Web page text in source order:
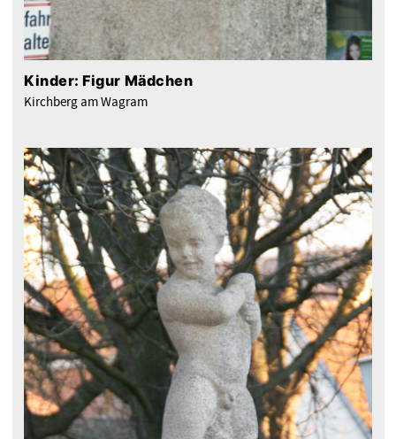
Kinder: Figur Mädchen
Kirchberg am Wagram